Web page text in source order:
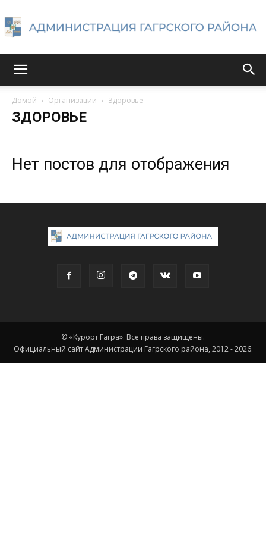
Домой Организации Здоровье
ЗДОРОВЬЕ
Нет постов для отображения
© «Курорт Гагра». Все права защищены.
Официальный сайт Администрации Гагрского района, 2012 - 2026.